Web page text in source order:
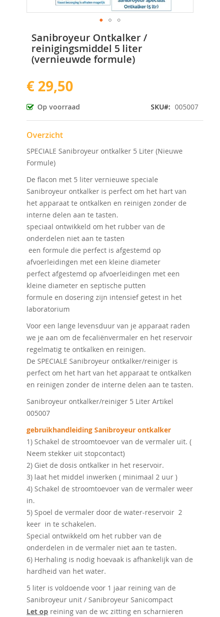
Sanibroyeur Ontkalker /
reinigingsmiddel 5 liter
(vernieuwde formule)
€ 29,50
Op voorraad SKU 005007
Overzicht
SPECIALE Sanibroyeur ontkalker 5 Liter (Nieuwe
Formule)
De flacon met 5 liter vernieuwe speciale
Sanibroyeur ontkalker is perfect om het hart van
het apparaat te ontkalken en reinigen zonder de
interne delen aan te tasten.
speciaal ontwikkeld om het rubber van de
onderdelen niet aan te tasten
een formule die perfect is afgestemd op
afvoerleidingen met een kleine diameter
perfect afgestemd op afvoerleidingen met een
kleine diameter en septische putten
formule en dosering zijn intensief getest in het
laboratorium
Voor een lange levensduur van je apparaat raden
we je aan om de fecaliënvermaler en het reservoir
regelmatig te ontkalken en reinigen.
De SPECIALE Sanibroyeur ontkalker/reiniger is
perfect om het hart van het apparaat te ontkalken
en reinigen zonder de interne delen aan te tasten.
Sanibroyeur ontkalker/reiniger 5 Liter Artikel
005007
gebruikhandleiding Sanibroyeur ontkalker
1) Schakel de stroomtoevoer van de vermaler uit. (
Neem stekker uit stopcontact)
2) Giet de dosis ontkalker in het reservoir.
3) laat het middel inwerken ( minimaal 2 uur )
4) Schakel de stroomtoevoer van de vermaler weer
in.
5) Spoel de vermaler door de water-reservoir 2
keer in te schakelen.
Special ontwikkeld om het rubber van de
onderdelen in de vermaler niet aan te tasten.
6) Herhaling is nodig hoevaak is afhankelijk van de
hardheid van het water.
5 liter is voldoende voor 1 jaar reining van de
Sanibroyeur unit / Sanibroyeur Sanicompact
Let op reining van de wc zitting en scharnieren
naar
het
begin
de
afbeeldingen-